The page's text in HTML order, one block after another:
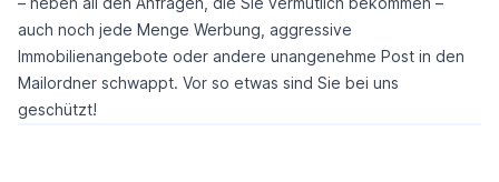
auch noch jede Menge Werbung, aggressive
Immobilienangebote oder andere unangenehme Post in den
Mailordner schwappt. Vor so etwas sind Sie bei uns
geschützt!